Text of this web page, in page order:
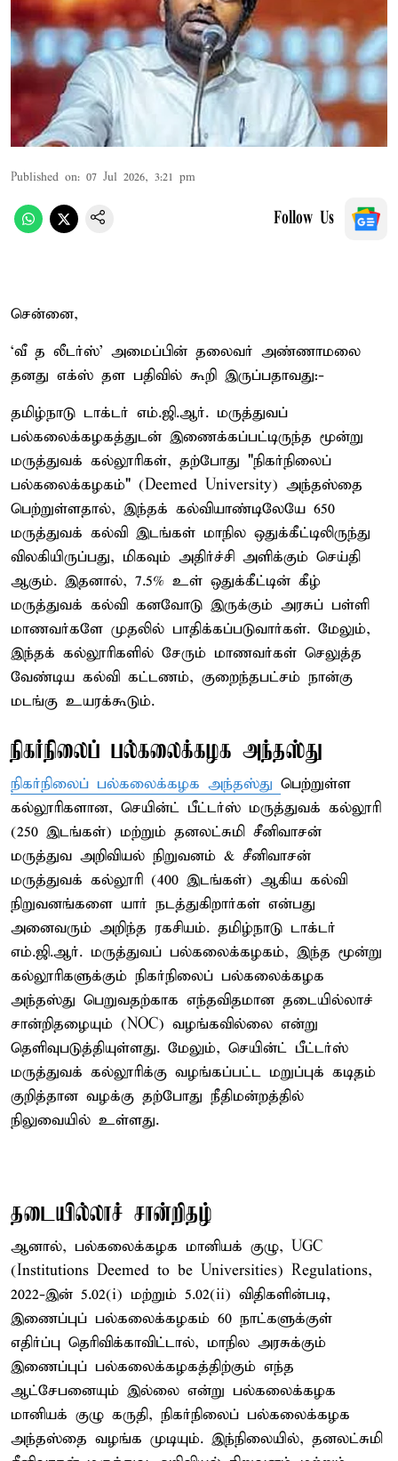
Published on: 07 Jul 2026, 3:21 pm
Follow Us
சென்னை,
‘வீ த லீடர்ஸ்’ அமைப்பின் தலைவர் அண்ணாமலை
தனது எக்ஸ் தள பதிவில் கூறி இருப்பதாவது:-
தமிழ்நாடு டாக்டர் எம்.ஜி.ஆர். மருத்துவப்
பல்கலைக்கழகத்துடன் இணைக்கப்பட்டிருந்த மூன்று
மருத்துவக் கல்லூரிகள், தற்போது "நிகர்நிலைப்
பல்கலைக்கழகம்" (Deemed University) அந்தஸ்தை
பெற்றுள்ளதால், இந்தக் கல்வியாண்டிலேயே 650
மருத்துவக் கல்வி இடங்கள் மாநில ஒதுக்கீட்டிலிருந்து
விலகியிருப்பது, மிகவும் அதிர்ச்சி அளிக்கும் செய்தி
ஆகும். இதனால், 7.5% உள் ஒதுக்கீட்டின் கீழ்
மருத்துவக் கல்வி கனவோடு இருக்கும் அரசுப் பள்ளி
மாணவர்களே முதலில் பாதிக்கப்படுவார்கள். மேலும்,
இந்தக் கல்லூரிகளில் சேரும் மாணவர்கள் செலுத்த
வேண்டிய கல்வி கட்டணம், குறைந்தபட்சம் நான்கு
மடங்கு உயரக்கூடும்.
நிகர்நிலைப் பல்கலைக்கழக அந்தஸ்து
நிகர்நிலைப் பல்கலைக்கழக அந்தஸ்து பெற்றுள்ள
கல்லூரிகளான, செயின்ட் பீட்டர்ஸ் மருத்துவக் கல்லூரி
(250 இடங்கள்) மற்றும் தனலட்சுமி சீனிவாசன்
மருத்துவ அறிவியல் நிறுவனம் & சீனிவாசன்
மருத்துவக் கல்லூரி (400 இடங்கள்) ஆகிய கல்வி
நிறுவனங்களை யார் நடத்துகிறார்கள் என்பது
அனைவரும் அறிந்த ரகசியம். தமிழ்நாடு டாக்டர்
எம்.ஜி.ஆர். மருத்துவப் பல்கலைக்கழகம், இந்த மூன்று
கல்லூரிகளுக்கும் நிகர்நிலைப் பல்கலைக்கழக
அந்தஸ்து பெறுவதற்காக எந்தவிதமான தடையில்லாச்
சான்றிதழையும் (NOC) வழங்கவில்லை என்று
தெளிவுபடுத்தியுள்ளது. மேலும், செயின்ட் பீட்டர்ஸ்
மருத்துவக் கல்லூரிக்கு வழங்கப்பட்ட மறுப்புக் கடிதம்
குறித்தான வழக்கு தற்போது நீதிமன்றத்தில்
நிலுவையில் உள்ளது.
தடையில்லாச் சான்றிதழ்
ஆனால், பல்கலைக்கழக மானியக் குழு, UGC
(Institutions Deemed to be Universities) Regulations,
2022-இன் 5.02(i) மற்றும் 5.02(ii) விதிகளின்படி,
இணைப்புப் பல்கலைக்கழகம் 60 நாட்களுக்குள்
எதிர்ப்பு தெரிவிக்காவிட்டால், மாநில அரசுக்கும்
இணைப்புப் பல்கலைக்கழகத்திற்கும் எந்த
ஆட்சேபனையும் இல்லை என்று பல்கலைக்கழக
மானியக் குழு கருதி, நிகர்நிலைப் பல்கலைக்கழக
அந்தஸ்தை வழங்க முடியும். இந்நிலையில், தனலட்சுமி